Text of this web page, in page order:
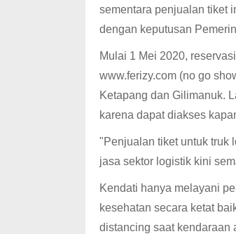
sementara penjualan tiket
dengan keputusan
Mulai 1 Mei 2020,
www.ferizy.com (no go
Ketapang dan Gilimanuk.
karena dapat diakses
"Penjualan tiket untuk truk
jasa sektor logistik kini
Kendati hanya melayani
kesehatan secara ketat
distancing saat kendaraan